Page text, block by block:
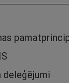
deleģējumi